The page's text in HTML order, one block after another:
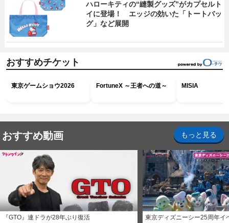
ハローキティの“縫製グッズ”がカプセルト
イに登場！ エッジの効いた「トートバッ
グ」など展開
おすすめチケット
東京ゲームショウ2026 FortuneX ～王者への道～ MISIA
おすすめ動画 もっと見る
『GTO』連ドラが28年ぶり復活 東京ディズニーシー25周年イ